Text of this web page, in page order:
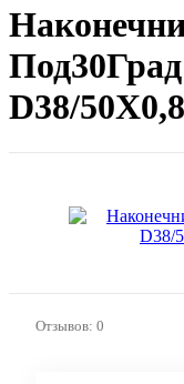
Под30Град
D38/
Отзывов: 0